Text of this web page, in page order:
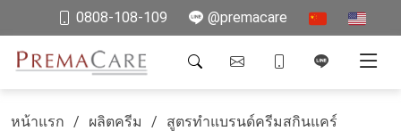
0808-108-109 @premacare
หน้าแรก ผลิตครีม
สูตรทำแบรนด์ครีมสกินแคร์